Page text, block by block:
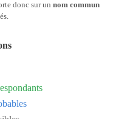
donc sur un nom commun